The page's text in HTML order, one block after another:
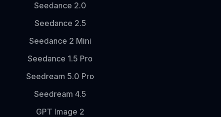
Seedance 2.0
Seedance 2.5
Seedance 2 Mini
Seedance 1.5 Pro
Seedream 5.0 Pro
Seedream 4.5
GPT Image 2